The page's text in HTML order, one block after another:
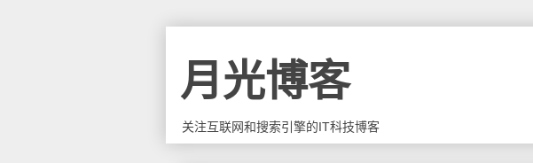
月光博客
关注互联网和搜索引擎的IT科技博客